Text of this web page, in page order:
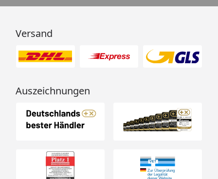
Versand
Auszeichnungen